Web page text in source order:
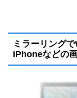
ミラーリング
iPhoneなどの